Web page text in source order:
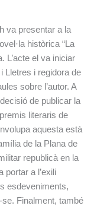
va presentar a la
històrica “La
L’acte el va iniciar
Lletres i regidora de
sobre l’autor. A
de publicar la
literaris de
aquesta està
de la Plana de
republicà en la
portar a l’exili
esdeveniments,
Finalment, també